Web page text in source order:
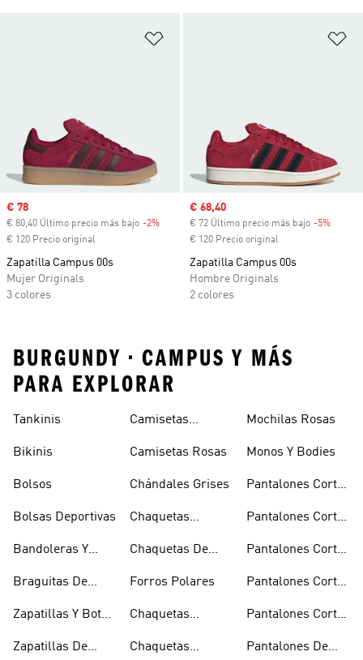
Precio de venta
€ 78
€ 80,40 Último precio más bajo -2% Descuento
€ 120 Precio original
Zapatilla Campus 00s
Mujer Originals
3 colores
Precio de venta
€ 68,40
€ 72 Último precio más bajo -5%
€ 120 Precio original
Zapatilla Campus 00s
Hombre Originals
2 colores
BURGUNDY • CAMPUS Y MÁS
PARA EXPLORAR
Tankinis
Bikinis
Bolsos
Bolsas Deportivas
Bandoleras Y
Hombro
Braguitas De
Zapatillas Y Botas
Zapatillas De
Camisetas
Camisetas Rosas
Chándales Grises
Chaquetas
Acolchados
Chaquetas De
Forros Polares
Chaquetas
Chaquetas
Mochilas Rosas
Monos Y Bodies
Pantalones Cortos
Pantalones Cortos
Pantalones Cortos
Pantalones Cortos
Pantalones Cortos
Pantalones De